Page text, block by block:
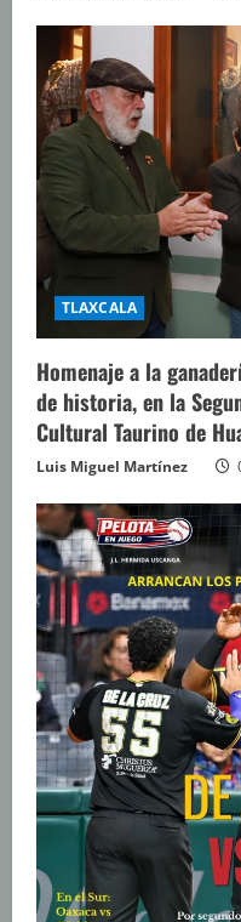
TLAXCALA
Homenaje a la
de historia, en la
Cultural Taurino de
Luis Miguel Martínez